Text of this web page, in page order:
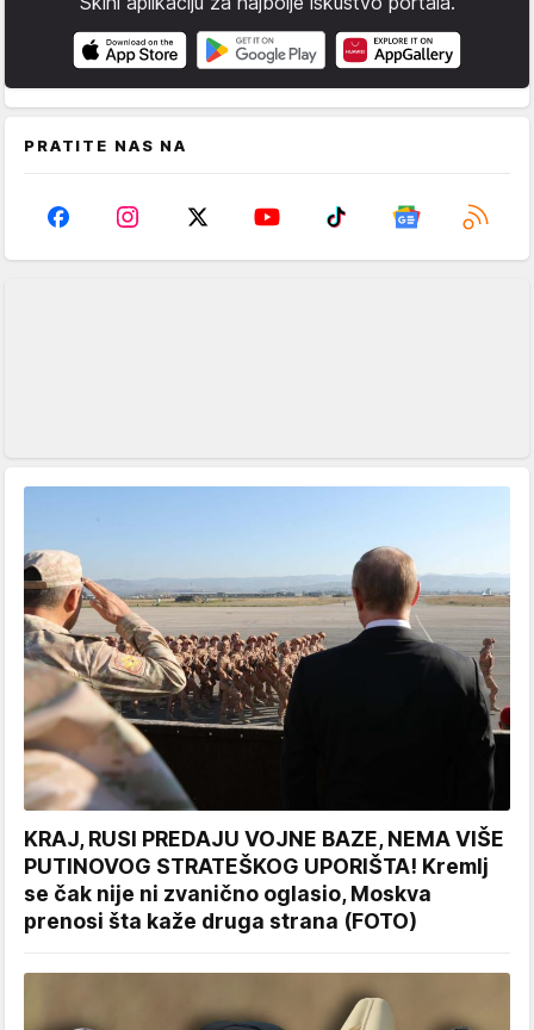
PRATITE NAS NA
KRAJ, RUSI PREDAJU VOJNE BAZE, NEMA VIŠE
PUTINOVOG STRATEŠKOG UPORIŠTA! Kremlj
se čak nije ni zvanično oglasio, Moskva
prenosi šta kaže druga strana (FOTO)